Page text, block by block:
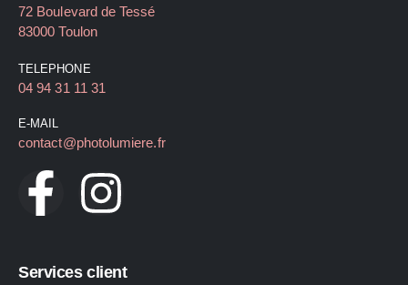
72 Boulevard de Tessé
83000 Toulon
TELEPHONE
04 94 31 11 31
E-MAIL
contact@photolumiere.fr
Services client